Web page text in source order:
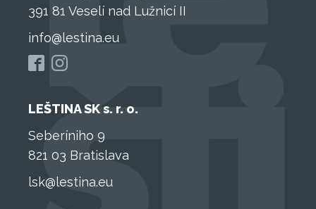
391 81 Veselí nad Lužnicí II
info@lestina.eu
LEŠTINA SK s. r. o.
Seberíniho 9
821 03 Bratislava
lsk@lestina.eu